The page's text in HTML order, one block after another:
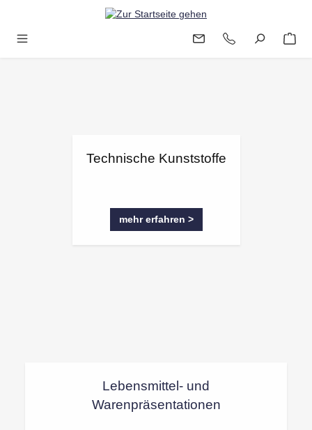
Zum Hauptinhalt springen
Technische Kunststoffe
mehr erfahren >
Lebensmittel- und
Warenpräsentationen